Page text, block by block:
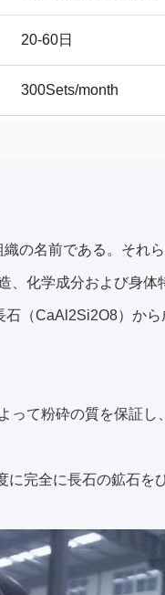
20-60日
300Sets/month
の名前である。それ
、化学成分および身体
（CaAl2Si2O8）から
って粉砕の質を保証し
完全に長石の鉱石を